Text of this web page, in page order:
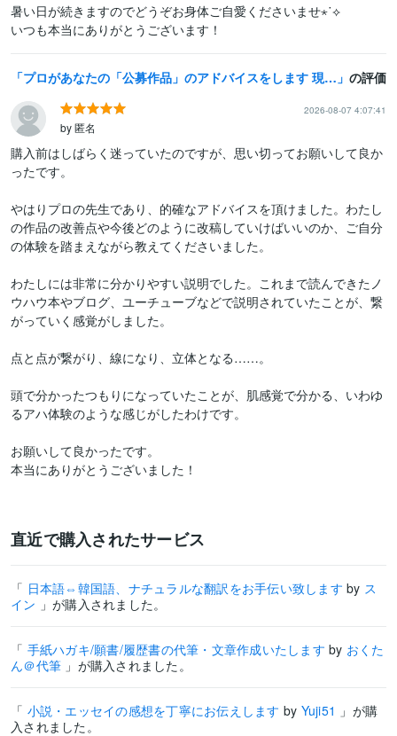
暑い日が続きますのでどうぞお身体ご自愛くださいませ⋆˙⟡
いつも本当にありがとうございます！
プロがあなたの「公募作品」のアドバイスをします 現役作家・下読み経験者が、「公募向け」アドバイスを行います。 の評価
2026-08-07 4:07:41
by 匿名
購入前はしばらく迷っていたのですが、思い切ってお願いして良か
ったです。
やはりプロの先生であり、的確なアドバイスを頂けました。わたし
の作品の改善点や今後どのように改稿していけばいいのか、ご自分
の体験を踏まえながら教えてくださいました。
わたしには非常に分かりやすい説明でした。これまで読んできたノ
ウハウ本やブログ、ユーチューブなどで説明されていたことが、繋
がっていく感覚がしました。
点と点が繋がり、線になり、立体となる……。
頭で分かったつもりになっていたことが、肌感覚で分かる、いわゆ
るアハ体験のような感じがしたわけです。
お願いして良かったです。
本当にありがとうございました！
直近で購入されたサービス
「 日本語⇔韓国語、ナチュラルな翻訳をお手伝い致します by ス
イン 」が購入されました。
「 手紙ハガキ/願書/履歴書の代筆・文章作成いたします by おくた
ん＠代筆 」が購入されました。
「 小説・エッセイの感想を丁寧にお伝えします by Yuji51 」が購
入されました。